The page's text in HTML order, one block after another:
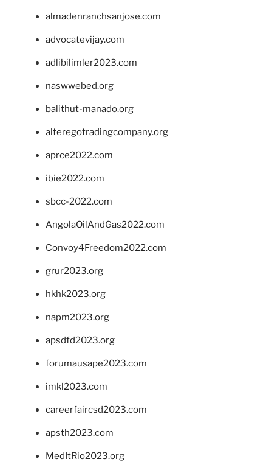
almadenranchsanjose.com
advocatevijay.com
adlibilimler2023.com
naswwebed.org
balithut-manado.org
alteregotradingcompany.org
aprce2022.com
ibie2022.com
sbcc-2022.com
AngolaOilAndGas2022.com
Convoy4Freedom2022.com
grur2023.org
hkhk2023.org
napm2023.org
apsdfd2023.org
forumausape2023.com
imkl2023.com
careerfaircsd2023.com
apsth2023.com
MedItRio2023.org